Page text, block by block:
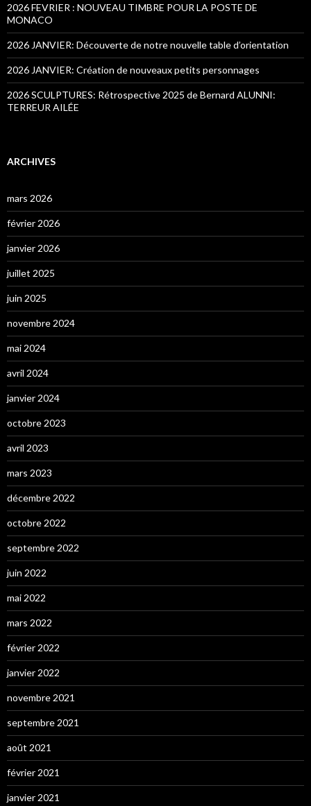
2026 FEVRIER : NOUVEAU TIMBRE POUR LA POSTE DE
MONACO
2026 JANVIER: Découverte de notre nouvelle table d’orientation
2026 JANVIER: Création de nouveaux petits personnages
2026 SCULPTURES: Rétrospective 2025 de Bernard ALUNNI:
TERREUR AILÉE
ARCHIVES
mars 2026
février 2026
janvier 2026
juillet 2025
juin 2025
novembre 2024
mai 2024
avril 2024
janvier 2024
octobre 2023
avril 2023
mars 2023
décembre 2022
octobre 2022
septembre 2022
juin 2022
mai 2022
mars 2022
février 2022
janvier 2022
novembre 2021
septembre 2021
août 2021
février 2021
janvier 2021